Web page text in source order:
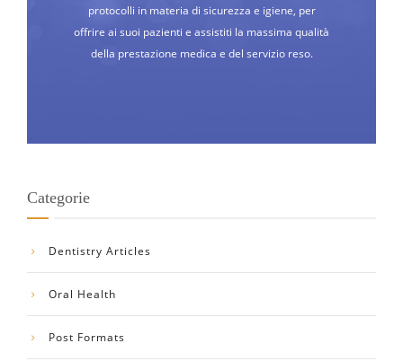
protocolli in materia di sicurezza e igiene, per
offrire ai suoi pazienti e assistiti la massima qualità
della prestazione medica e del servizio reso.
Categorie
Dentistry Articles
Oral Health
Post Formats